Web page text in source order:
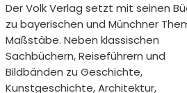
Der Volk Verlag setzt mit seinen
zu bayerischen und Münchner
Maßstäbe. Neben klassischen
Sachbüchern, Reiseführern und
Bildbänden zu Geschichte,
Kunstgeschichte, Architektur,